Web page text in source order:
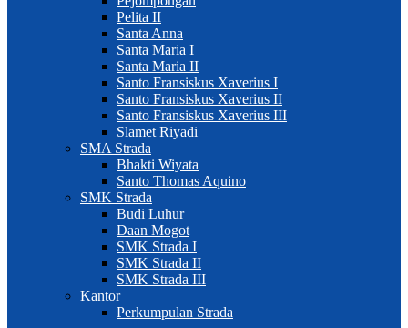
Pelita II
Santa Anna
Santa Maria I
Santa Maria II
Santo Fransiskus Xaverius I
Santo Fransiskus Xaverius II
Santo Fransiskus Xaverius III
Slamet Riyadi
SMA Strada
Bhakti Wiyata
Santo Thomas Aquino
SMK Strada
Budi Luhur
Daan Mogot
SMK Strada I
SMK Strada II
SMK Strada III
Kantor
Perkumpulan Strada